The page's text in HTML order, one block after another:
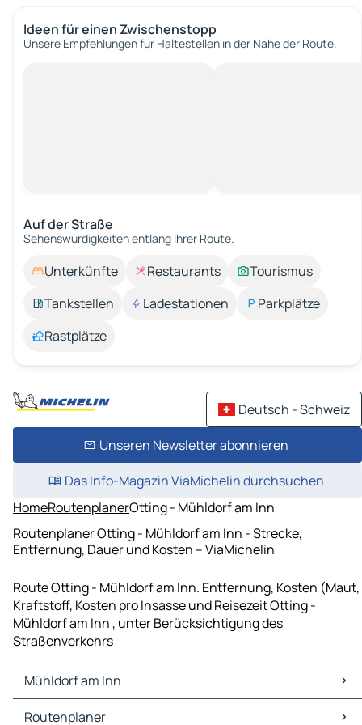
Ideen für einen Zwischenstopp
Unsere Empfehlungen für Haltestellen in der Nähe der Route.
Auf der Straße
Sehenswürdigkeiten entlang Ihrer Route.
Unterkünfte Restaurants
Tourismus
Tankstellen
Ladestationen
Parkplätze
Rastplätze
Deutsch - Schweiz
Unseren Newsletter abonnieren
Das Info-Magazin ViaMichelin durchsuchen
HomeRoutenplanerOtting - Mühldorf am Inn
Routenplaner Otting - Mühldorf am Inn - Strecke,
Entfernung, Dauer und Kosten – ViaMichelin
Route Otting - Mühldorf am Inn. Entfernung, Kosten (Maut,
Kraftstoff, Kosten pro Insasse und Reisezeit Otting -
Mühldorf am Inn , unter Berücksichtigung des
Straßenverkehrs
Mühldorf am Inn
Mühldorf am Inn Karten Stadtplan
Routenplaner